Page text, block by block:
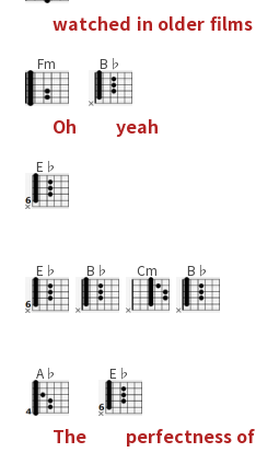
watched in older flms
Fm
Oh
B♭
yeah
E♭
E♭ B♭ Cm B♭
A♭
The
E♭
perfectness of